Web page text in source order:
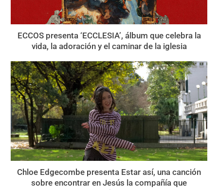
ECCOS presenta ‘ECCLESIA’, álbum que celebra la
vida, la adoración y el caminar de la iglesia
Chloe Edgecombe presenta Estar así, una canción
sobre encontrar en Jesús la compañía que